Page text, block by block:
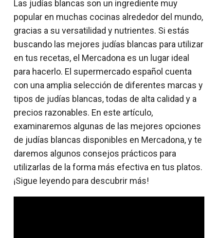
Las judías blancas son un ingrediente muy
popular en muchas cocinas alrededor del mundo,
gracias a su versatilidad y nutrientes. Si estás
buscando las mejores judías blancas para utilizar
en tus recetas, el Mercadona es un lugar ideal
para hacerlo. El supermercado español cuenta
con una amplia selección de diferentes marcas y
tipos de judías blancas, todas de alta calidad y a
precios razonables. En este artículo,
examinaremos algunas de las mejores opciones
de judías blancas disponibles en Mercadona, y te
daremos algunos consejos prácticos para
utilizarlas de la forma más efectiva en tus platos.
¡Sigue leyendo para descubrir más!